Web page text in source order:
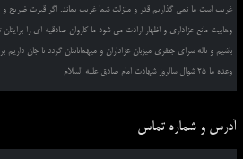
غریب است ما نمی گذاریم قدر و منزلت شما غریب بماند. اگر قبرت ضریح و
وهابیت مانع عزاداری و اظهار ارادت می شود ما کاروان صادقیه ای را
باشیم و ناله سرای جعفری میزبان عزاداران و میهمانانتان گردد تا جان
وعده ما 25 شوال سالروز شهادت امام صادق علیه السلام
آدرس و شماره تماس